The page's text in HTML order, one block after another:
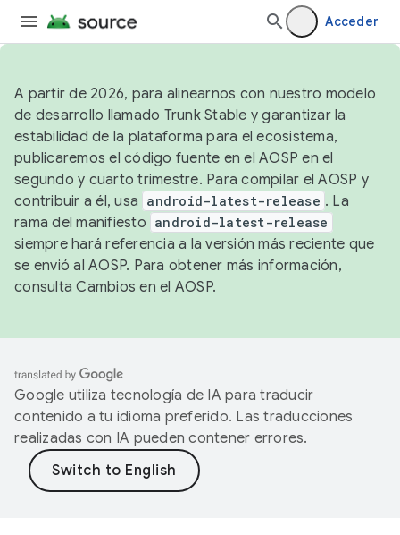
Acceder
A partir de 2026, para alinearnos con nuestro modelo
de desarrollo llamado Trunk Stable y garantizar la
estabilidad de la plataforma para el ecosistema,
publicaremos el código fuente en el AOSP en el
segundo y cuarto trimestre. Para compilar el AOSP y
contribuir a él, usa android-latest-release . La
rama del manifiesto android-latest-release
siempre hará referencia a la versión más reciente que
se envió al AOSP. Para obtener más información,
consultaCambios en el AOSP.
Google utiliza tecnología de IA para traducir
contenido a tu idioma preferido. Las traducciones
realizadas con IA pueden contener errores.